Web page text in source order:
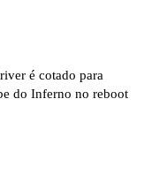
é cotado para
do Inferno no reboot